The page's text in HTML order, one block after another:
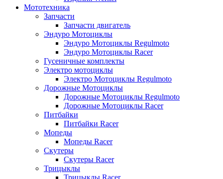
Мототехника
Запчасти
Запчасти двигатель
Эндуро Мотоциклы
Эндуро Мотоциклы Regulmoto
Эндуро Мотоциклы Racer
Гусеничные комплекты
Электро мотоциклы
Электро Мотоциклы Regulmoto
Дорожные Мотоциклы
Дорожные Мотоциклы Regulmoto
Дорожные Мотоциклы Racer
Питбайки
Питбайки Racer
Мопеды
Мопеды Racer
Скутеры
Скутеры Racer
Трицыклы
Трицыклы Racer